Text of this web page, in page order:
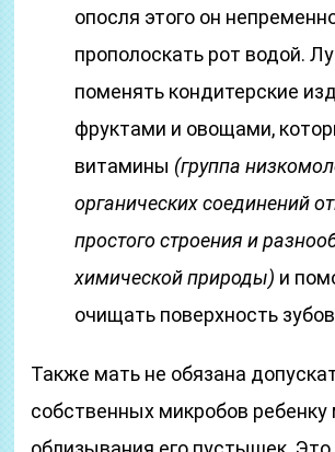
опосля этого он
прополоскать рот водой.
поменять кондитерские
фруктами и овощами,
витамины (группа
органических соединений
простого строения и
химической природы) и
очищать поверхность
Также мать не обязана
собственных микробов